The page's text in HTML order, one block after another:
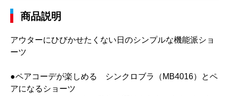
商品説明
アウターにひびかせたくない日のシンプルな機能派ショ
ーツ
●ペアコーデが楽しめる シンクロブラ（MB4016）とペ
アになるショーツ